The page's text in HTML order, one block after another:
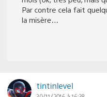
Par contre cela fait
la misère…
tintinlevel